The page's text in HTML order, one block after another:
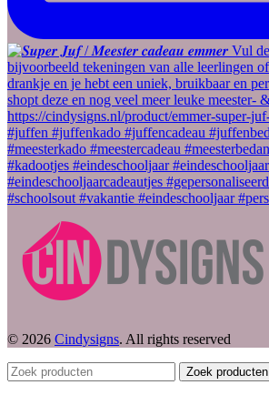
© 2026 Cindysigns. All rights reserved
Zoek producten